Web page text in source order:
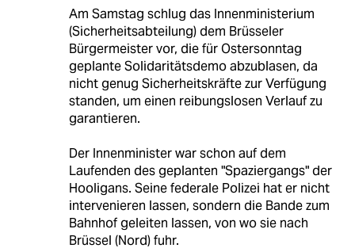
Am Samstag schlug das Innenministerium
(Sicherheitsabteilung) dem Brüsseler
Bürgermeister vor, die für Ostersonntag
geplante Solidaritätsdemo abzublasen, da
nicht genug Sicherheitskräfte zur Verfügung
standen, um einen reibungslosen Verlauf zu
garantieren.
Der Innenminister war schon auf dem
Laufenden des geplanten "Spaziergangs" der
Hooligans. Seine federale Polizei hat er nicht
intervenieren lassen, sondern die Bande zum
Bahnhof geleiten lassen, von wo sie nach
Brüssel (Nord) fuhr.